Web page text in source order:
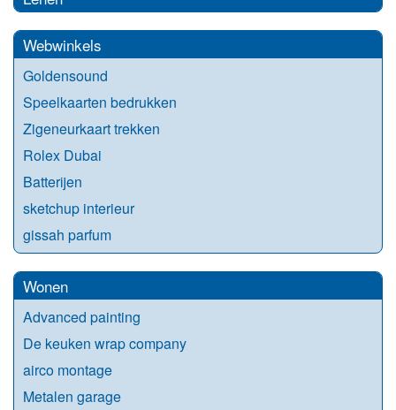
Webwinkels
Goldensound
Speelkaarten bedrukken
Zigeneurkaart trekken
Rolex Dubai
Batterijen
sketchup interieur
gissah parfum
Wonen
Advanced painting
De keuken wrap company
airco montage
Metalen garage